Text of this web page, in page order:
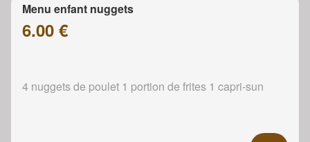
Menu enfant nuggets
6.00 €
4 nuggets de poulet 1 portion de frites 1 capri-sun